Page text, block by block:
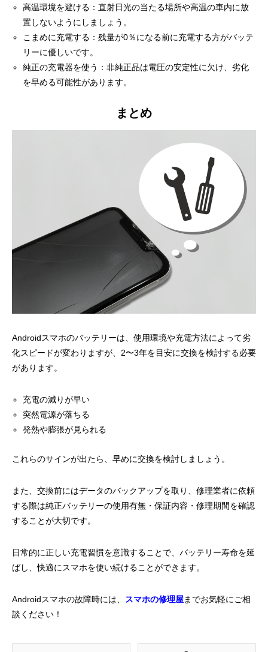
高温環境を避ける：直射日光の当たる場所や高温の車内に放
置しないようにしましょう。
こまめに充電する：残量が0％になる前に充電する方がバッテ
リーに優しいです。
純正の充電器を使う：非純正品は電圧の安定性に欠け、劣化
を早める可能性があります。
まとめ
Androidスマホのバッテリーは、使用環境や充電方法によって劣
化スピードが変わりますが、2〜3年を目安に交換を検討する必要
があります。
充電の減りが早い
突然電源が落ちる
発熱や膨張が見られる
これらのサインが出たら、早めに交換を検討しましょう。
また、交換前にはデータのバックアップを取り、修理業者に依頼
する際は純正バッテリーの使用有無・保証内容・修理期間を確認
することが大切です。
日常的に正しい充電習慣を意識することで、バッテリー寿命を延
ばし、快適にスマホを使い続けることができます。
Androidスマホの故障時には、 スマホの修理屋までお気軽にご相
談ください！